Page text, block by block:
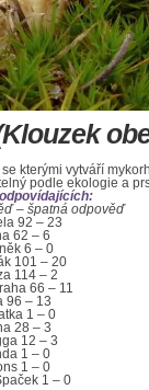
kterými vytváří
podle ekologie a
– špatná odpověď
92 – 23
62 – 6
6 – 0
101 – 20
114 – 2
66 – 11
96 – 13
1 – 0
28 – 3
12 – 3
1 – 0
1 – 0
1 – 0